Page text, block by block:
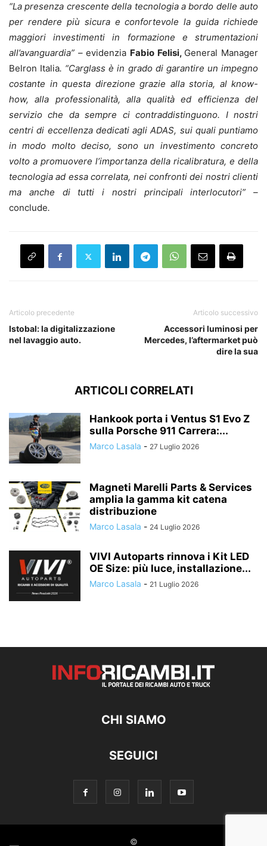
“La presenza crescente della tecnologia a bordo delle auto
per rendere più sicura e confortevole la guida richiede
maggiori investimenti in formazione e strumentazioni
all’avanguardia” –evidenzia Fabio Felisi, General Manager
Belron Italia. “Carglass è in grado di garantire un impegno
costante in questa direzione grazie alla storia, al know-
how, alla professionalità, alla qualità ed efficienza del
servizio che da sempre ci contraddistinguono. I nostri
centri di eccellenza dedicati agli ADAS, sui quali puntiamo
in modo molto deciso, sono un investimento concreto
volto a promuovere l’importanza della ricalibratura, e della
tecnologia ad essa correlata, nei confronti dei nostri clienti
ma anche di tutti i nostri principali interlocutori” –
conclude.
Articolo precedente
Istobal: la digitalizzazione
nel lavaggio auto.
Articolo successivo
Accessori luminosi per
Mercedes, l’aftermarket può
dire la sua
ARTICOLI CORRELATI
Hankook porta i Ventus S1 Evo Z
sulla Porsche 911 Carrera:...
Marco Lasala - 27 Luglio 2026
Magneti Marelli Parts & Services
amplia la gamma kit catena
distribuzione
Marco Lasala - 24 Luglio 2026
VIVI Autoparts rinnova i Kit LED
OE Size: più luce, installazione...
Marco Lasala - 21 Luglio 2026
CHI SIAMO
SEGUICI
©